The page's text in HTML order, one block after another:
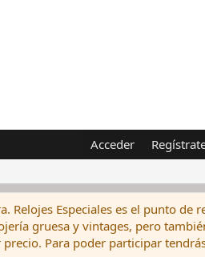
Acceder
Relojes Especiales es el punto de
gruesa y vintages, pero
Para poder participar